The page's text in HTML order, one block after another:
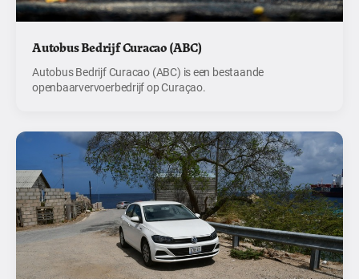
Autobus Bedrijf Curacao (ABC)
Autobus Bedrijf Curacao (ABC) is een bestaande
openbaarvervoerbedrijf op Curaçao.